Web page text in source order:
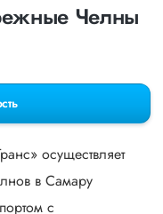
Челны
осуществляет
в Самару
с